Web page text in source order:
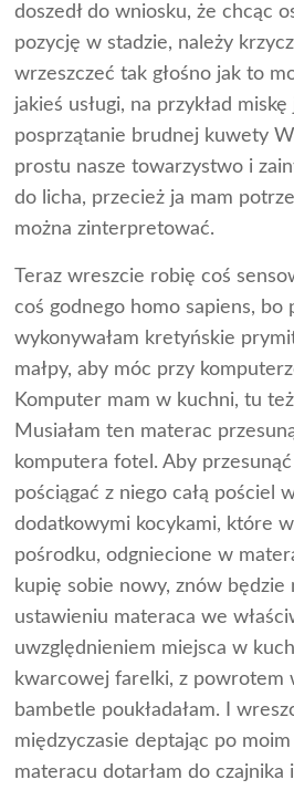
doszedł do wniosku, że chcąc
pozycję w stadzie, należy
wrzeszczeć tak głośno jak to
jakieś usługi, na przykład miskę
posprzątanie brudnej kuwety
prostu nasze towarzystwo i
do licha, przecież ja mam
można zinterpretować.
Teraz wreszcie robię coś
coś godnego homo sapiens, bo
wykonywałam kretyńskie
małpy, aby móc przy
Komputer mam w kuchni, tu
Musiałam ten materac
komputera fotel. Aby
pościągać z niego całą pościel
dodatkowymi kocykami, które
pośrodku, odgniecione w
kupię sobie nowy, znów będzie
ustawieniu materaca we
uwzględnieniem miejsca w
kwarcowej farelki, z powrotem
bambetle poukładałam. I
międzyczasie deptając po
materacu dotarłam do czajnika